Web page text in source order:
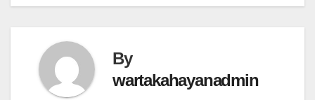
By
wartakahayanadmin